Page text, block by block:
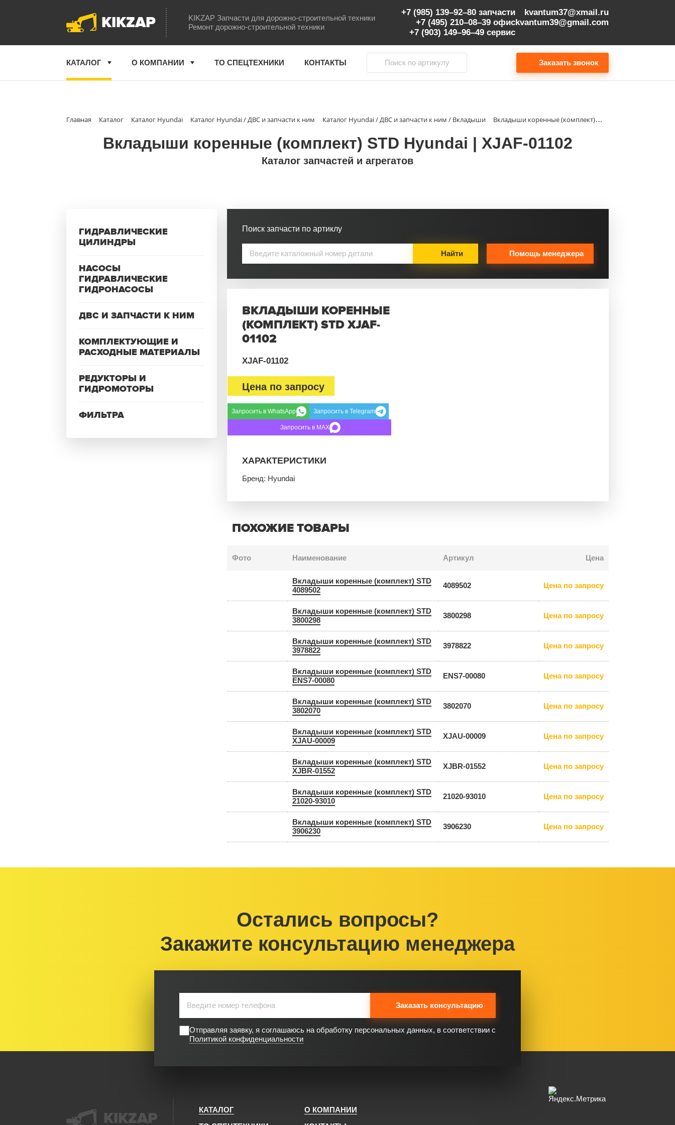
KIKZAP
KIKZAP Запчасти для дорожно-строительной техники
Ремонт дорожно-строительной техники
+7 (985) 139–92–80 запчасти
+7 (495) 210–08–39 офис
+7 (903) 149–96–49 сервис
kvantum37@xmail.ru
kvantum39@gmail.com
КАТАЛОГ О КОМПАНИИ ТО СПЕЦТЕХНИКИ КОНТАКТЫ Заказать звонок
Главная Каталог Каталог Hyundai Каталог Hyundai / ДВС и запчасти к ним Каталог Hyundai / ДВС и запчасти к ним / Вкладыши Вкладыши коренные (комплект) STD Hyundai | XJAF-01102
Вкладыши коренные (комплект) STD Hyundai | XJAF-01102
Каталог запчастей и агрегатов
ГИДРАВЛИЧЕСКИЕ
ЦИЛИНДРЫ
НАСОСЫ
ГИДРАВЛИЧЕСКИЕ
ГИДРОНАСОСЫ
ДВС И ЗАПЧАСТИ К НИМ
КОМПЛЕКТУЮЩИЕ И
РАСХОДНЫЕ МАТЕРИАЛЫ
РЕДУКТОРЫ И
ГИДРОМОТОРЫ
ФИЛЬТРА
Поиск запчасти по артиклу
Найти Помощь менеджера
ВКЛАДЫШИ КОРЕННЫЕ
(КОМПЛЕКТ) STD XJAF-
01102
XJAF-01102
Цена по запросу
Запросить в WhatsApp Запросить в Telegram
Запросить в MAX
ХАРАКТЕРИСТИКИ
Бренд: Hyundai
ПОХОЖИЕ ТОВАРЫ
Фото Наименование Артикул Цена
Вкладыши коренные (комплект) STD
4089502
4089502 Цена по запросу
Вкладыши коренные (комплект) STD
3800298
3800298 Цена по запросу
Вкладыши коренные (комплект) STD
3978822
3978822 Цена по запросу
Вкладыши коренные (комплект) STD
ENS7-00080
ENS7-00080 Цена по запросу
Вкладыши коренные (комплект) STD
3802070
3802070 Цена по запросу
Вкладыши коренные (комплект) STD
XJAU-00009
XJAU-00009 Цена по запросу
Вкладыши коренные (комплект) STD
XJBR-01552
XJBR-01552 Цена по запросу
Вкладыши коренные (комплект) STD
21020-93010
21020-93010 Цена по запросу
Вкладыши коренные (комплект) STD
3906230
3906230 Цена по запросу
Остались вопросы?
Закажите консультацию менеджера
Заказать консультацию
Отправляя заявку, я соглашаюсь на обработку персональных данных, в соответствии с
Политикой конфиденциальности
KIKZAP КАТАЛОГ
О КОМПАНИИ